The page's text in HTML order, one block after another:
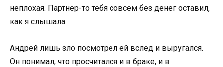
неплохая. Партнер-то тебя совсем без денег оставил,
как я слышала.
Андрей лишь зло посмотрел ей вслед и выругался.
Он понимал, что просчитался и в браке, и в